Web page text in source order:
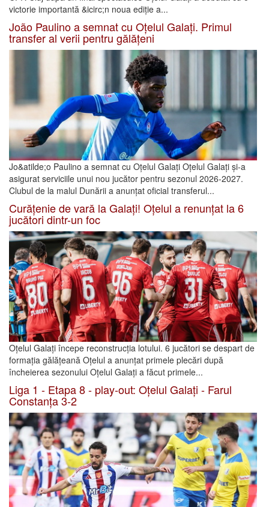
victorie importantă &icirc;n noua ediție a...
João Paulino a semnat cu Oțelul Galați. Primul
transfer al verii pentru gălățeni
Jo&atilde;o Paulino a semnat cu Oțelul Galați Oțelul Galați și-a
asigurat serviciile unui nou jucător pentru sezonul 2026-2027.
Clubul de la malul Dunării a anunțat oficial transferul...
Curățenie de vară la Galați! Oțelul a renunțat la 6
jucători dintr-un foc
Oțelul Galați începe reconstrucția lotului. 6 jucători se despart de
formația gălățeană Oțelul a anunțat primele plecări după
încheierea sezonului Oțelul Galați a făcut primele...
Liga 1 - Etapa 8 - play-out: Oțelul Galați - Farul
Constanța 3-2